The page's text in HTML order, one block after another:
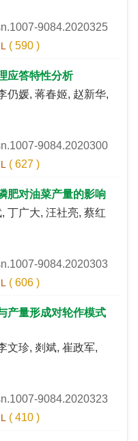
9084.2020325
( 590 )
应答特性分析
仍媛, 蒋春姬, 赵新华,
9084.2020300
( 627 )
肥对油菜产量的影响
丁广大, 汪社亮, 蔡红
9084.2020303
( 606 )
产量形成对轮作模式
文珍, 剡斌, 崔政军,
9084.2020323
( 410 )